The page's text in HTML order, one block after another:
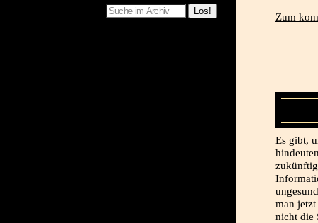
Zum
Es gibt,
man
nicht die